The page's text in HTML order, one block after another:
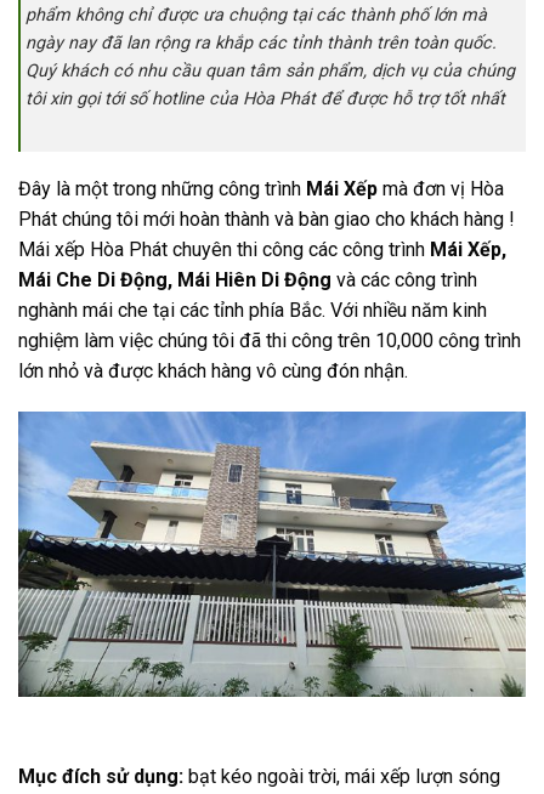
phẩm không chỉ được ưa chuộng tại các thành phố lớn mà
ngày nay đã lan rộng ra khắp các tỉnh thành trên toàn quốc.
Quý khách có nhu cầu quan tâm sản phẩm, dịch vụ của chúng
tôi xin gọi tới số hotline của Hòa Phát để được hỗ trợ tốt nhất
Đây là một trong những công trình Mái Xếp mà đơn vị Hòa
Phát chúng tôi mới hoàn thành và bàn giao cho khách hàng !
Mái xếp Hòa Phát chuyên thi công các công trình Mái Xếp,
Mái Che Di Động, Mái Hiên Di Động và các công trình
nghành mái che tại các tỉnh phía Bắc. Với nhiều năm kinh
nghiệm làm việc chúng tôi đã thi công trên 10,000 công trình
lớn nhỏ và được khách hàng vô cùng đón nhận.
Mục đích sử dụng: bạt kéo ngoài trời, mái xếp lượn sóng